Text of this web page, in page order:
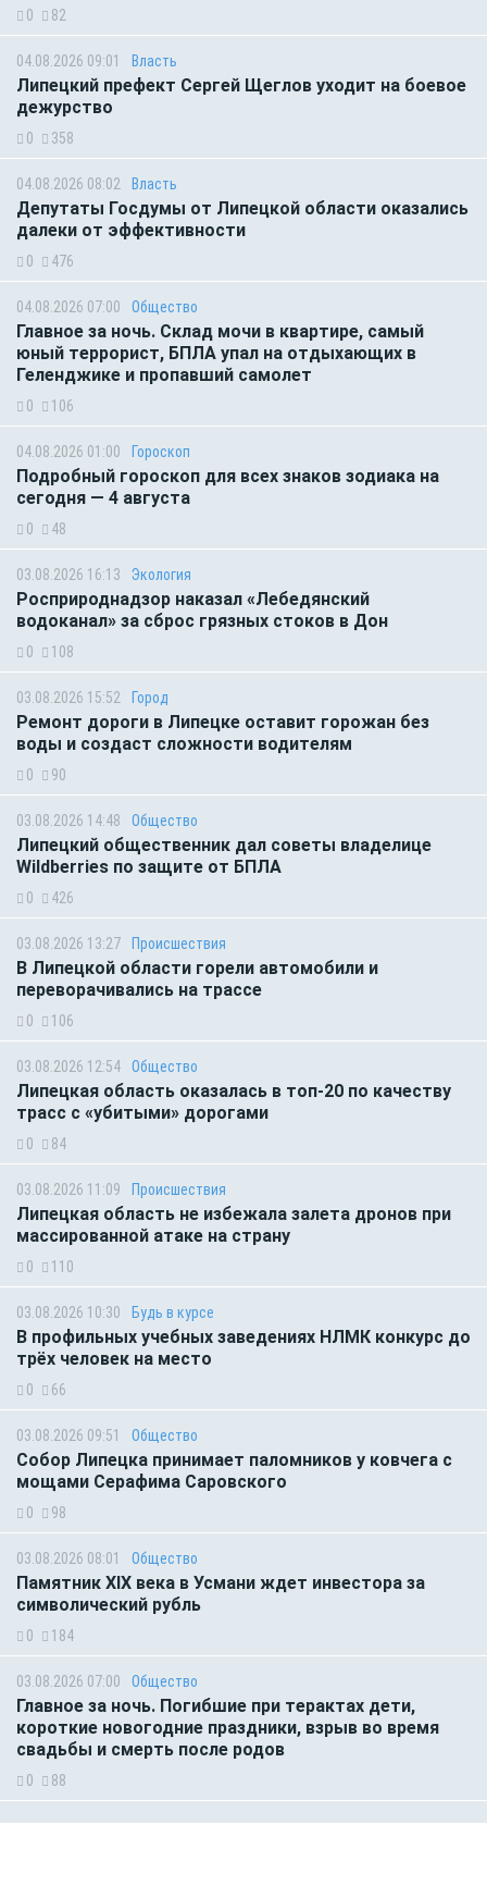
0 82
04.08.2026 09:01 Власть
Липецкий префект Сергей Щеглов уходит на боевое
дежурство
0 358
04.08.2026 08:02 Власть
Депутаты Госдумы от Липецкой области оказались
далеки от эффективности
0 476
04.08.2026 07:00 Общество
Главное за ночь. Склад мочи в квартире, самый
юный террорист, БПЛА упал на отдыхающих в
Геленджике и пропавший самолет
0 106
04.08.2026 01:00 Гороскоп
Подробный гороскоп для всех знаков зодиака на
сегодня — 4 августа
0 48
03.08.2026 16:13 Экология
Росприроднадзор наказал «Лебедянский
водоканал» за сброс грязных стоков в Дон
0 108
03.08.2026 15:52 Город
Ремонт дороги в Липецке оставит горожан без
воды и создаст сложности водителям
0 90
03.08.2026 14:48 Общество
Липецкий общественник дал советы владелице
Wildberries по защите от БПЛА
0 426
03.08.2026 13:27 Происшествия
В Липецкой области горели автомобили и
переворачивались на трассе
0 106
03.08.2026 12:54 Общество
Липецкая область оказалась в топ-20 по качеству
трасс с «убитыми» дорогами
0 84
03.08.2026 11:09 Происшествия
Липецкая область не избежала залета дронов при
массированной атаке на страну
0 110
03.08.2026 10:30 Будь в курсе
В профильных учебных заведениях НЛМК конкурс до
трёх человек на место
0 66
03.08.2026 09:51 Общество
Собор Липецка принимает паломников у ковчега с
мощами Серафима Саровского
0 98
03.08.2026 08:01 Общество
Памятник XIX века в Усмани ждет инвестора за
символический рубль
0 184
03.08.2026 07:00 Общество
Главное за ночь. Погибшие при терактах дети,
короткие новогодние праздники, взрыв во время
свадьбы и смерть после родов
0 88